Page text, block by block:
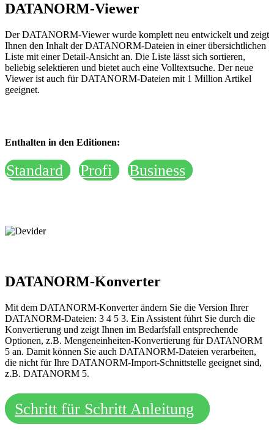
DATANORM-Viewer
Der DATANORM-Viewer wurde komplett neu entwickelt und zeigt
Ihnen den Inhalt der DATANORM-Dateien in einer übersichtlichen
Liste mit einer Detail-Ansicht an. Die Liste lässt sich sortieren,
beliebig selektieren und bietet auch eine Volltextsuche. Der neue
Viewer ist auch für DATANORM-Dateien mit 1 Million Artikel
geeignet.
Enthalten in den Editionen:
Standard Profi Business
DATANORM-Konverter
Mit dem DATANORM-Konverter ändern Sie die Version Ihrer
DATANORM-Dateien: 3 4 5 3. Ein Assistent führt Sie durch die
Konvertierung und zeigt Ihnen im Bedarfsfall entsprechende
Optionen, z.B. Mengeneinheiten-Konvertierung für DATANORM
5 an. Damit können Sie auch DATANORM-Dateien verarbeiten,
die nicht für Ihre DATANORM-Import-Schnittstelle geeignet sind,
z.B. DATANORM 5.
Schritt für Schritt Anleitung